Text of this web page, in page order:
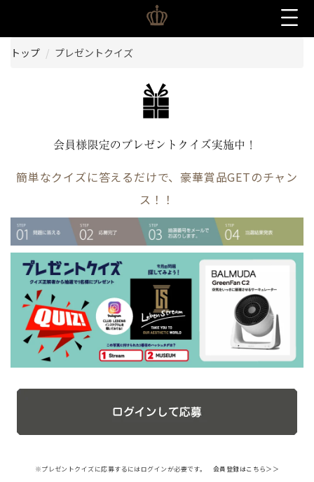
トップ プレゼントクイズ
簡単なクイズに答えるだけで、豪華賞品GETのチャン
ス！！
※プレゼントクイズに応募するにはログインが必要です。 会員登録はこちら＞＞